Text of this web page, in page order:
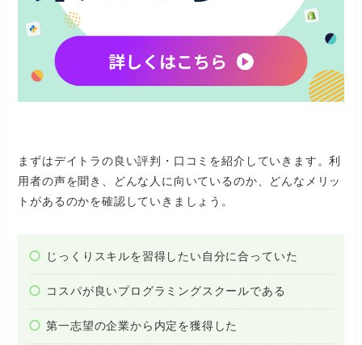
まずはデイトラの良い評判・口コミを紹介していきます。利
用者の声を聞き、どんな人に向いているのか、どんなメリッ
トがあるのかを確認していきましょう。
じっくりスキルを習得したい自分に合っていた
コスパが良いプログラミングスクールである
第一志望の企業から内定を獲得した